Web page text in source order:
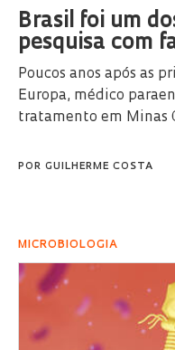
Brasil foi um
pesquisa com
Poucos anos após as
Europa, médico
tratamento em Minas
POR GUILHERME COSTA
MICROBIOLOGIA